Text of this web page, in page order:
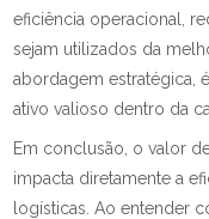
eficiência operacional,
sejam utilizados da
abordagem estratégica,
ativo valioso dentro da
Em conclusão, o valor
impacta diretamente a
logísticas. Ao entender